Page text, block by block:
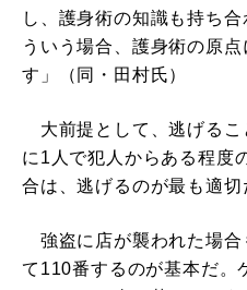
し、護身術の知識も持ち
ういう場合、護身術の原
す」（同・田村氏）
大前提として、逃げるこ
に1人で犯人からある程度
合は、逃げるのが最も適切
強盗に店が襲われた場合
て110番するのが基本だ。